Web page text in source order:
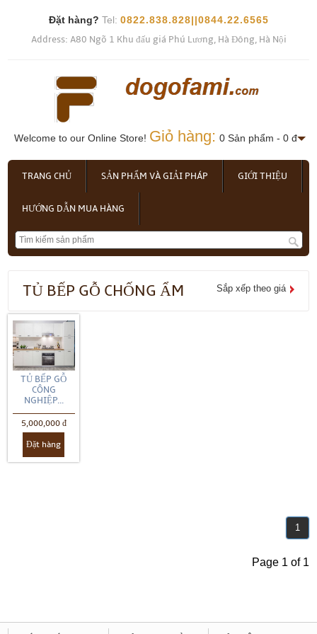
Đặt hàng? Tel: 0822.838.828||0844.22.6565
Address: A80 Ngõ 1 Khu đấu giá Phú Lương, Hà Đông, Hà Nội
Welcome to our Online Store! Giỏ hàng: 0 Sản phẩm - 0 đ
TRANG CHỦ SẢN PHẨM VÀ GIẢI PHÁP GIỚI THIỆU
HƯỚNG DẪN MUA HÀNG
TỦ BẾP GỖ CHỐNG ẨM Sắp xếp theo giá
TỦ BẾP GỖ
CÔNG
NGHIỆP...
5,000,000 đ
Đặt hàng
1
Page 1 of 1